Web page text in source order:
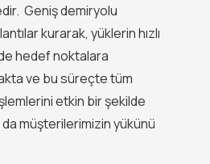
Geniş demiryolu
kurarak, yüklerin hızlı
hedef noktalara
ve bu süreçte tüm
etkin bir şekilde
müşterilerimizin yükünü